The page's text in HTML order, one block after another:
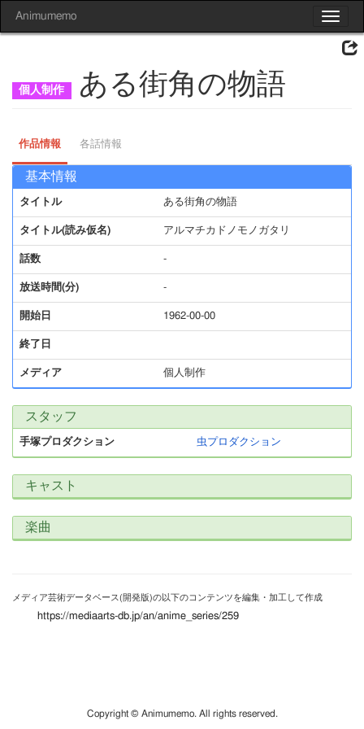
Toggle
Animumemo
ある街角の物語
作品情報 各話情報
基本情報
タイトル ある街角の物語
タイトル(読み仮名) アルマチカドノモノガタリ
話数 -
放送時間(分) -
開始日 1962-00-00
終了日
メディア 個人制作
スタッフ
手塚プロダクション 虫プロダクション
キャスト
楽曲
メディア芸術データベース(開発版)の以下のコンテンツを編集・加工して作成
https://mediaarts-db.jp/an/anime_series/259
Copyright © Animumemo. All rights reserved.